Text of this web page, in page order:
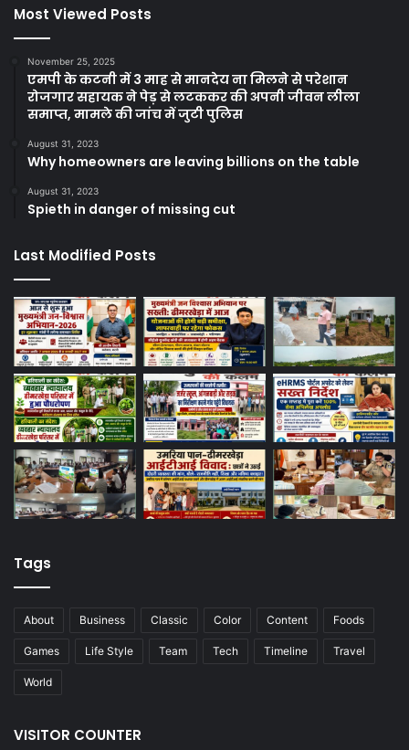
Most Viewed Posts
November 25, 2025
एमपी के कटनी में 3 माह से मानदेय ना मिलने से परेशान
रोजगार सहायक ने पेड़ से लटककर की अपनी जीवन लीला
समाप्त, मामले की जांच में जुटी पुलिस
August 31, 2023
Why homeowners are leaving billions on the table
August 31, 2023
Spieth in danger of missing cut
Last Modified Posts
Tags
About Business Classic Color Content Foods
Games Life Style Team Tech Timeline Travel
World
VISITOR COUNTER